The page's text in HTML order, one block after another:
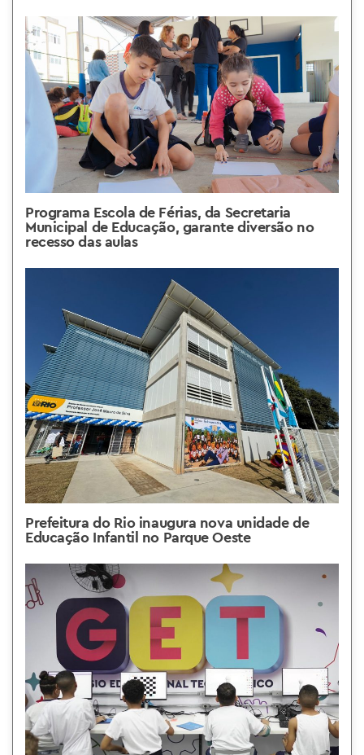
Programa Escola de Férias, da Secretaria
Municipal de Educação, garante diversão no
recesso das aulas
Prefeitura do Rio inaugura nova unidade de
Educação Infantil no Parque Oeste